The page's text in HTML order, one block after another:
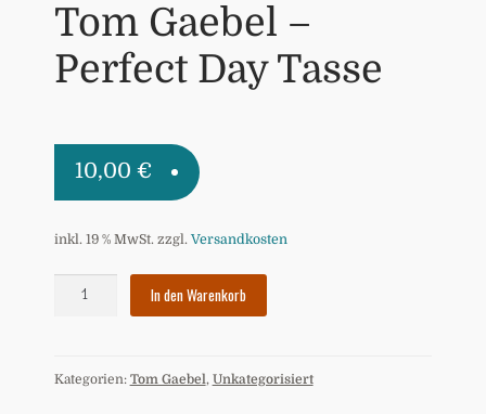
Tom Gaebel –
Perfect Day Tasse
10,00 €
inkl. 19 % MwSt. zzgl. Versandkosten
Day
In den Warenkorb
Kategorien: Tom Gaebel, Unkategorisiert